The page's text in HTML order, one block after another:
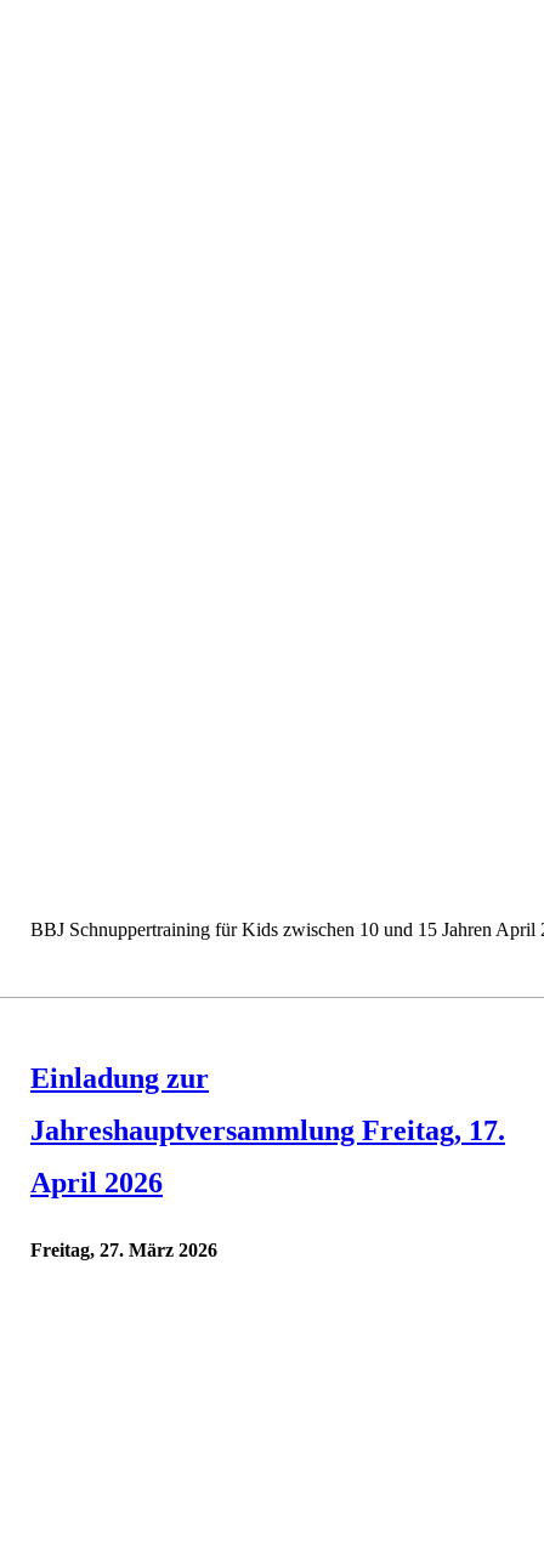
BBJ Schnuppertraining für Kids zwischen 10 und 15 Jahren April
Einladung zur
Jahreshauptversammlung Freitag, 17.
April 2026
Freitag, 27. März 2026